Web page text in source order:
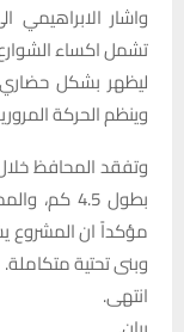
واشار
تشمل اكساء الشوارع
ليظهر بشكل
وينظم الحركة
وتفقد المحافظ
بطول 4.5
وبنى تحتية متكاملة.
انتهى.